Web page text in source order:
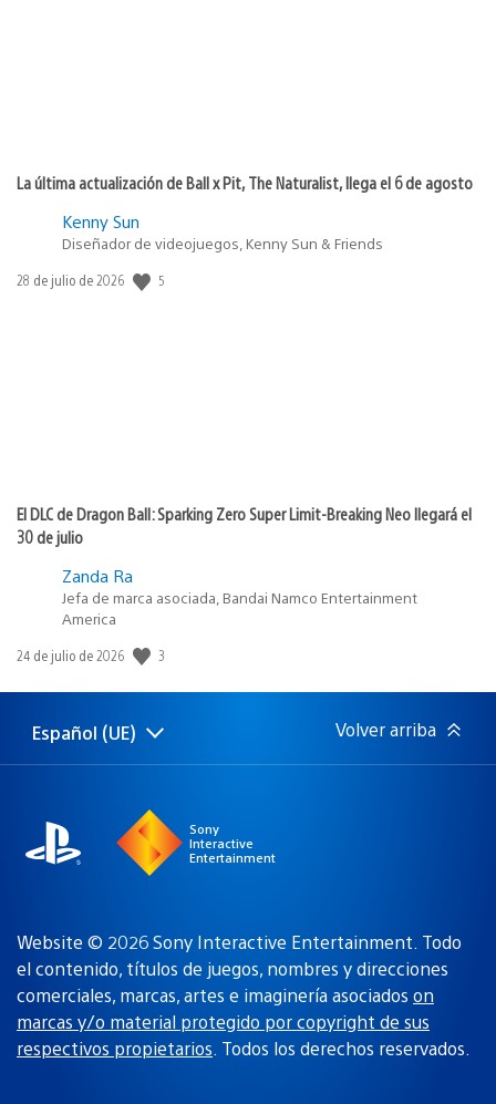
La última actualización de Ball x Pit, The Naturalist, llega el 6 de agosto
Kenny Sun
Diseñador de videojuegos, Kenny Sun & Friends
Fecha
28 de julio de 2026 5
El DLC de Dragon Ball: Sparking Zero Super Limit-Breaking Neo llegará el
30 de julio
Zanda Ra
Jefa de marca asociada, Bandai Namco Entertainment
America
Fecha
publicación:
24 de julio de 2026 3
Selecciona
Región
Español (UE) Volver arriba
Sony
Interactive
Entertainment
Website © 2026 Sony Interactive Entertainment. Todo
el contenido, títulos de juegos, nombres y direcciones
comerciales, marcas, artes e imaginería asociados on
marcas y/o material protegido por copyright de sus
respectivos propietarios. Todos los derechos reservados.